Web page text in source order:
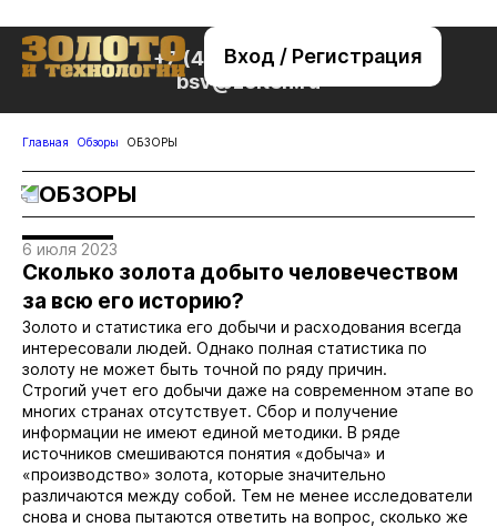
Вход / Регистрация
+7 (495) 221-76-32
bsv@zolteh.ru
Главная Обзоры ОБЗОРЫ
ОБЗОРЫ
6 июля 2023
Сколько золота добыто человечеством
за всю его историю?
Золото и статистика его добычи и расходования всегда
интересовали людей. Однако полная статистика по
золоту не может быть точной по ряду причин.
Строгий учет его добычи даже на современном этапе во
многих странах отсутствует. Сбор и получение
информации не имеют единой методики. В ряде
источников смешиваются понятия «добыча» и
«производство» золота, которые значительно
различаются между собой. Тем не менее исследователи
снова и снова пытаются ответить на вопрос, сколько же